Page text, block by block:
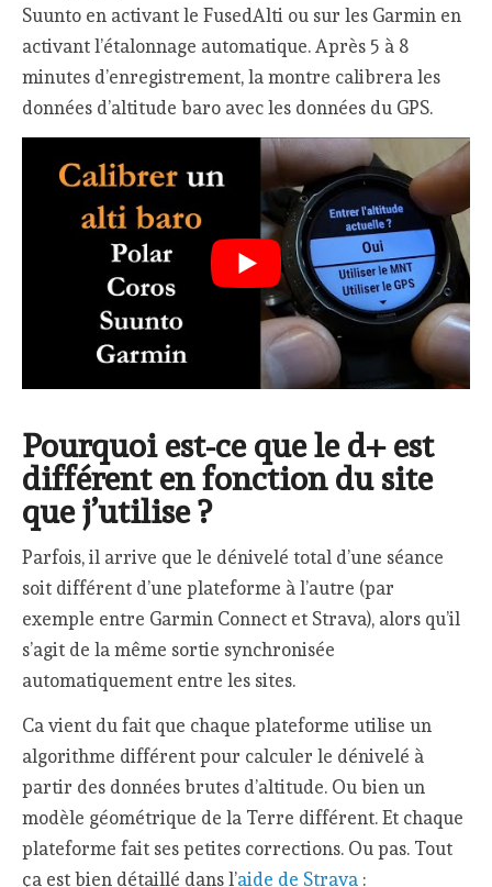
Suunto en activant le FusedAlti ou sur les Garmin en
activant l’étalonnage automatique. Après 5 à 8
minutes d’enregistrement, la montre calibrera les
données d’altitude baro avec les données du GPS.
Pourquoi est-ce que le d+ est
différent en fonction du site
que j’utilise ?
Parfois, il arrive que le dénivelé total d’une séance
soit différent d’une plateforme à l’autre (par
exemple entre Garmin Connect et Strava), alors qu’il
s’agit de la même sortie synchronisée
automatiquement entre les sites.
Ca vient du fait que chaque plateforme utilise un
algorithme différent pour calculer le dénivelé à
partir des données brutes d’altitude. Ou bien un
modèle géométrique de la Terre différent. Et chaque
plateforme fait ses petites corrections. Ou pas. Tout
ça est bien détaillé dans l’aide de Strava :